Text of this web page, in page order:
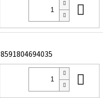
8591804694035